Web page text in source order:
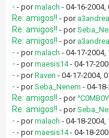
- - pormalach - 04-16-2004,
Re: amigos!! - por a3andrea
Re: amigos!! - por
Re: amigos!! - por a3andrea
- - pormalach - 04-17-2004,
- - pormaesis14- 04-17-
- - porRaven - 04-17-2004,
- - porSeba_Nenem - 04-
Re: amigos!! - por
Re: amigos!! - por
- - pormalach - 04-18-2004,
- - pormaesis14- 04-18-